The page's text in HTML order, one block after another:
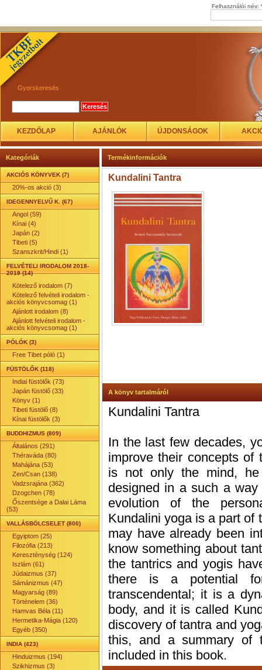
Felhasználói név:
Gyorskeresés
KEZDŐLAP AJÁNLÓK ÚJDONSÁGOK
Kategóriák
AKCIÓS KÖNYVEK (7)
20%-os akció (3)
IDEGENNYELVŰ K. (67)
Angol (59)
Kínai (4)
Japán (2)
Tibeti (5)
Szanszkrit/Hindi (1)
FELVÉTELI IRODALOM 2018-
2019 (14)
Kötelező irodalom (7)
Kötelező felvételi irodalom -
akciós könyvcsomag (1)
Ajánlott irodalom (8)
Ajánlott felvételi irodalom -
akciós könyvcsomag (1)
PÓLÓK (3)
Free Tibet póló (1)
FÜSTÖLŐK (118)
Indiai füstölők (73)
Japán füstölő (33)
Könyv (1)
Tibeti füstölő (8)
Kínai füstölők (3)
BUDDHIZMUS (809)
Általános (291)
Théraváda (80)
Mahájána (53)
Zen/Csan (138)
Vadzsrajána (362)
Dzogchen (78)
Őszentsége a Dalai Láma
(53)
VALLÁSBÖLCSELET (800)
Egyiptom (25)
Filozófia (213)
Kereszténység (124)
Iszlám (61)
Júdaizmus (37)
Sámánizmus (47)
Magyarság (89)
Történelem (36)
Hamvas Béla (11)
Hermetika-Mágia (120)
Egyéb (350)
INDIA (423)
Hinduizmus (194)
Szikhizmus (3)
Termékinformációk
Kundalini Tantra
A könyv tartalmáról
Kundalini Tantra
In the last few decades,
improve their concepts of
is not only the mind,
designed in a such a
evolution of the
Kundalini yoga is a part of
may have already been
know something about
the tantrics and yogis
there is a potential
transcendental; it is a
body, and it is called
discovery of tantra and
this, and a summary of
included in this book.